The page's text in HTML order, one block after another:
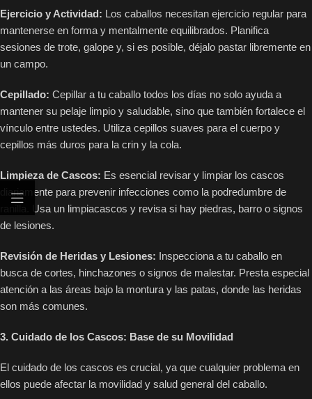
Ejercicio y Actividad: Los caballos necesitan ejercicio regular para
mantenerse en forma y mentalmente equilibrados. Planifica
sesiones de trote, galope y, si es posible, déjalo pastar libremente en
un campo.
Cepillado: Cepillar a tu caballo todos los días no solo ayuda a
mantener su pelaje limpio y saludable, sino que también fortalece el
vínculo entre ustedes. Utiliza cepillos suaves para el cuerpo y
cepillos más duros para la crin y la cola.
Limpieza de Cascos: Es esencial revisar y limpiar los cascos
diariamente para prevenir infecciones como la podredumbre de
ranilla. Usa un limpiacascos y revisa si hay piedras, barro o signos
de lesiones.
Revisión de Heridas y Lesiones: Inspecciona a tu caballo en
busca de cortes, hinchazones o signos de malestar. Presta especial
atención a las áreas bajo la montura y las patas, donde las heridas
son más comunes.
3. Cuidado de los Cascos: Base de su Movilidad
El cuidado de los cascos es crucial, ya que cualquier problema en
ellos puede afectar la movilidad y salud general del caballo.